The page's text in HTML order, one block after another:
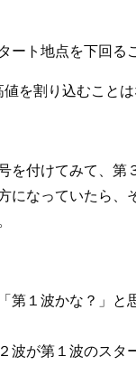
ート地点を下回る
を割り込むことは
を付けてみて、第
になっていたら、
第１波かな？」と
波が第１波のスタ